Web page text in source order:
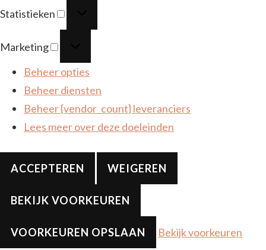
Statistieken
Marketing
Beheer opties
Beheer diensten
Beheer {vendor_count} leveranciers
Lees meer over deze doeleinden
ACCEPTEREN WEIGEREN
BEKIJK VOORKEUREN
VOORKEUREN OPSLAAN
Bekijk voorkeuren